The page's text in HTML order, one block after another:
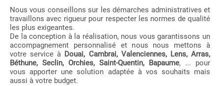
Nous vous conseillons sur les démarches administratives et
travaillons avec rigueur pour respecter les normes de qualité
les plus exigeantes.
De la conception à la réalisation, nous vous garantissons un
accompagnement personnalisé et nous nous mettons à
votre service à Douai, Cambrai, Valenciennes, Lens, Arras,
Béthune, Seclin, Orchies, Saint-Quentin, Bapaume, ... pour
vous apporter une solution adaptée à vos souhaits mais
aussi à votre budget.